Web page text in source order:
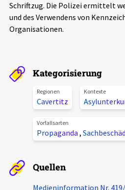
Schlaglichter
Aktuelles
Alle Beiträge
Veranstaltungen
Pressemitteilungen
Podcasts
Über uns
Projektbeschreibung
Unterstützer_innen
Schriftzug. Die Polizei ermittelt
und des Verwendens von
Organisationen.
Kategorisierung
Regionen
Cavertitz
Kontexte
Vorfallsarten
Propaganda ,
Quellen
Medieninformation Nr.